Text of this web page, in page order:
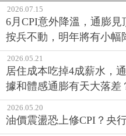
2026.07.15
6月CPI意外降溫，通膨
按兵不動，明年將有小幅
2026.05.21
居住成本吃掉4成薪水，
據和體感通膨有天大落差
2026.05.20
油價震盪恐上修CPI？央